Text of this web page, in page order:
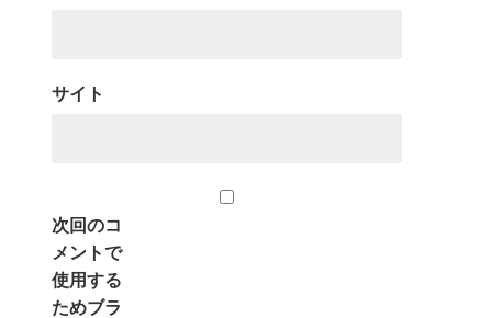
サイト
次回のコ
メントで
使用する
ためブラ